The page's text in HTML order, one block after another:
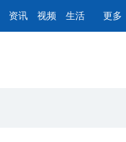
资讯 视频 生活 更多